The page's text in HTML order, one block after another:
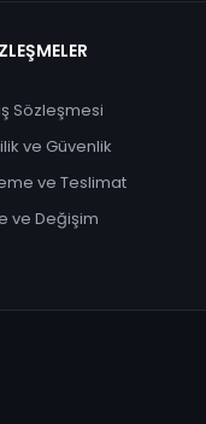
Sözleşmesi
ve Güvenlik
ve Teslimat
ve Değişim